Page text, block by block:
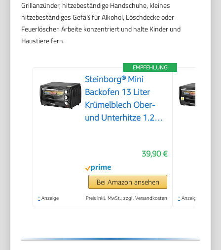
Grillanzünder, hitzebeständige Handschuhe, kleines
hitzebeständiges Gefäß für Alkohol, Löschdecke oder
Feuerlöscher. Arbeite konzentriert und halte Kinder und
Haustiere fern.
EMPFEHLUNG
Steinborg® Mini
Backofen 13 Liter
Krümelblech Ober-
und Unterhitze 1.200
Camping oder
Haushalt freistehend
stufenlose
39,90 €
Bei Amazon ansehen
* Anzeige Preis inkl. MwSt., zzgl. Versandkosten * Anzeige